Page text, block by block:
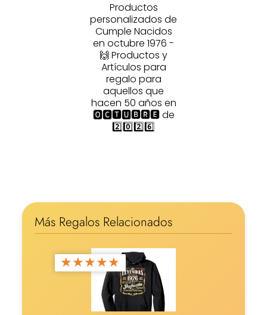
Productos
personalizados de
Cumple Nacidos
en octubre 1976 -
🙌 Productos y
Artículos para
regalo para
aquellos que
hacen 50 años en
🅾🅲🆃🆄🅱🆁🅴 de
2️⃣0️⃣2️⃣6️⃣
Más Regalos Relacionados
★★★★★